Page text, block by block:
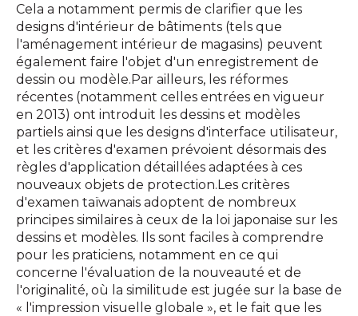
Cela a notamment permis de clarifier que les
designs d'intérieur de bâtiments (tels que
l'aménagement intérieur de magasins) peuvent
également faire l'objet d'un enregistrement de
dessin ou modèle.Par ailleurs, les réformes
récentes (notamment celles entrées en vigueur
en 2013) ont introduit les dessins et modèles
partiels ainsi que les designs d'interface utilisateur,
et les critères d'examen prévoient désormais des
règles d'application détaillées adaptées à ces
nouveaux objets de protection.Les critères
d'examen taïwanais adoptent de nombreux
principes similaires à ceux de la loi japonaise sur les
dessins et modèles. Ils sont faciles à comprendre
pour les praticiens, notamment en ce qui
concerne l'évaluation de la nouveauté et de
l'originalité, où la similitude est jugée sur la base de
« l'impression visuelle globale », et le fait que les